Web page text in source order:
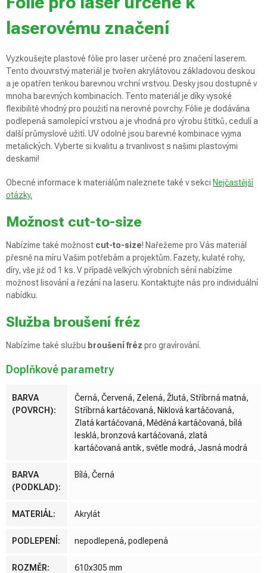
laserovému značení
Vyzkoušejte plastové fólie pro laser určené pro značení laserem.
Tento dvouvrstvý materiál je tvořen akrylátovou základovou deskou
a je opatřen tenkou barevnou vrchní vrstvou. Desky jsou dostupné v
mnoha barevných kombinacích. Tento materiál je díky vysoké
flexibilitě vhodný pro použití na nerovné povrchy. Fólie je dodávána
podlepená samolepící vrstvou a je vhodná pro výrobu štítků, cedulí a
další průmyslové užití. UV odolné jsou barevné kombinace vyjma
metalických. Vyberte si kvalitu a trvanlivost s našimi plastovými
deskami!
Obecné informace k materiálům naleznete také v sekci Nejčastější
otázky.
Možnost cut-to-size
Nabízíme také možnost cut-to-size! Nařežeme pro Vás materiál
přesně na míru Vašim potřebám a projektům. Fazety, kulaté rohy,
díry, vše již od 1 ks. V případě velkých výrobních sérií nabízíme
možnost lisování a řezání na laseru. Kontaktujte nás pro individuální
nabídku.
Služba broušení fréz
Nabízíme také službu broušení fréz pro gravírování.
Doplňkové parametry
BARVA
(POVRCH):
Černá, Červená, Zelená, Žlutá, Stříbrná matná,
Stříbrná kartáčovaná, Niklová kartáčovaná,
Zlatá kartáčovaná, Měděná kartáčovaná, bílá
lesklá, bronzová kartáčovaná, zlatá
kartáčovaná antik, světle modrá, Jasná modrá
BARVA
(PODKLAD):
Bílá, Černá
MATERIÁL: Akrylát
PODLEPENÍ : nepodlepená, podlepená
ROZMĚR: 610x305 mm